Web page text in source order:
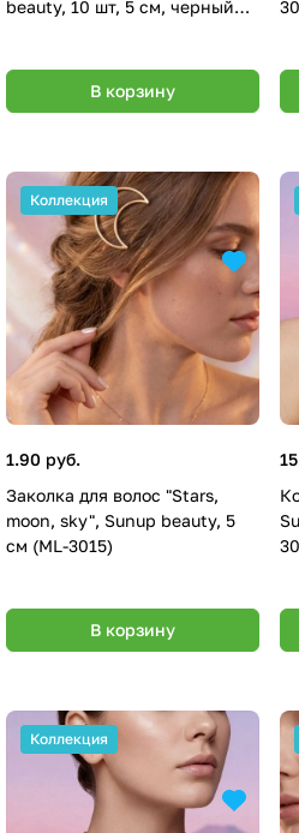
beauty, 10 шт, 5 см, черный
В корзину
Коллекция
1.90 руб.
Заколка для волос "Stars,
moon, sky", Sunup beauty, 5
см (ML-3015)
В корзину
Коллекция